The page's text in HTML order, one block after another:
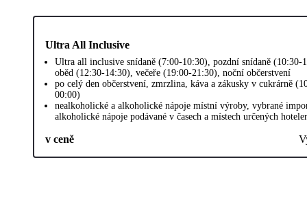
Ultra All Inclusive
Ultra all inclusive snídaně (7:00-10:30), pozdní snídaně (10:30-
oběd (12:30-14:30), večeře (19:00-21:30), noční občerstvení
po celý den občerstvení, zmrzlina, káva a zákusky v cukrárně
00:00)
nealkoholické a alkoholické nápoje místní výroby, vybrané
alkoholické nápoje podávané v časech a místech určených
v ceně